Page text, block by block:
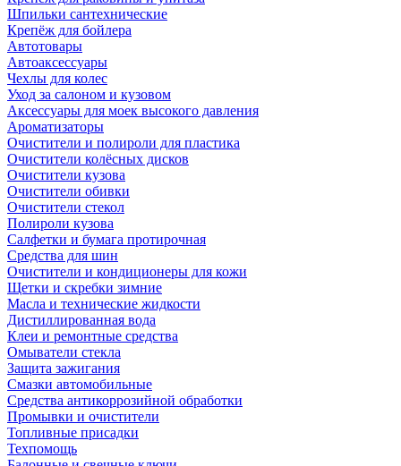
Шпильки сантехнические
Крепёж для бойлера
Автотовары
Автоаксессуары
Чехлы для колес
Уход за салоном и кузовом
Аксессуары для моек высокого давления
Ароматизаторы
Очистители и полироли для пластика
Очистители колёсных дисков
Очистители кузова
Очистители обивки
Очистители стекол
Полироли кузова
Салфетки и бумага протирочная
Средства для шин
Очистители и кондиционеры для кожи
Щетки и скребки зимние
Масла и технические жидкости
Дистиллированная вода
Клеи и ремонтные средства
Омыватели стекла
Защита зажигания
Смазки автомобильные
Средства антикоррозийной обработки
Промывки и очистители
Топливные присадки
Техпомощь